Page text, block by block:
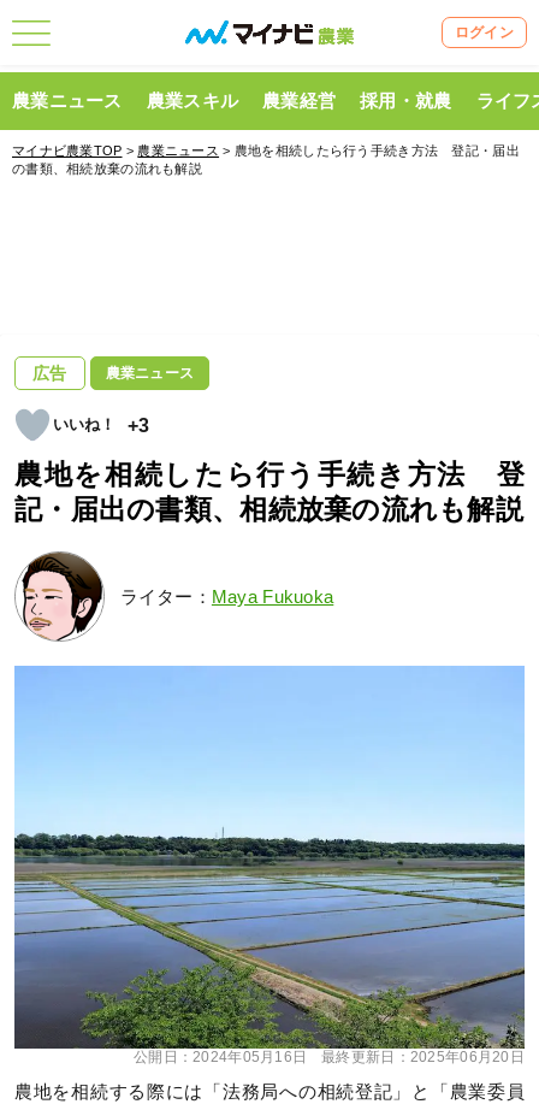
ログイン
農業ニュース 農業スキル 農業経営 採用・就農 ライフ
マイナビ農業TOP > 農業ニュース > 農地を相続したら行う手続き方法 登記・届出
の書類、相続放棄の流れも解説
広告 農業ニュース
+3
農地を相続したら行う手続き方法 登
記・届出の書類、相続放棄の流れも解説
ライター： Maya Fukuoka
公開日：2024年05月16日 最終更新日： 2025年06月20日
農地を相続する際には「法務局への相続登記」と「農業委員